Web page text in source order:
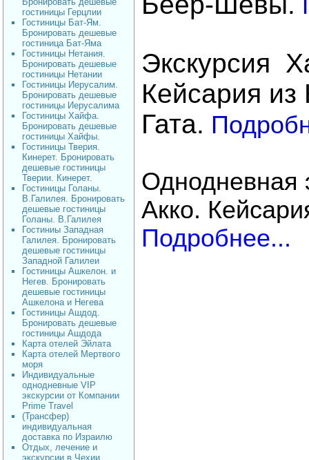
гостиницы Герцлии
Гостиницы Бат-Ям.
Бронировать дешевые
гостиница Бат-Яма
Гостиницы Нетания.
Бронировать дешевые
гостиницы Нетании
Гостиницы Иерусалим.
Бронировать дешевые
гостиницы Иерусалима
Гостиницы Хайфа.
Бронировать дешевые
гостиницы Хайфы.
Гостиницы Тверия.
Кинерет. Бронировать
дешевые гостиницы
Тверии. Кинерет.
Гостиницы Голаны.
В.Галилея. Бронировать
дешевые гостиницы
Голаны. В.Галилея
Гостиниы Западная
Галилея. Бронировать
дешевые гостиницы
Западной Галилеи
Гостиницы Ашкелон. и
Негев. Бронировать
дешевые гостиницы
Ашкелона и Негева
Гостиницы Ашдод.
Бронировать дешевые
гостиницы Ашдода
Карта отелей Эйлата
Карта отелей Мертвого
моря
Индивидуальные
однодневные VIP
экскурсии от Компании
Prime Travel
(Трансфер)
индивидуальная
доставка по Израилю
Отдых, лечение и
экскурсии в Чехии
Экскурсия
Кейсария из
Гата.
Однодневная
Акко.
Подробнее...